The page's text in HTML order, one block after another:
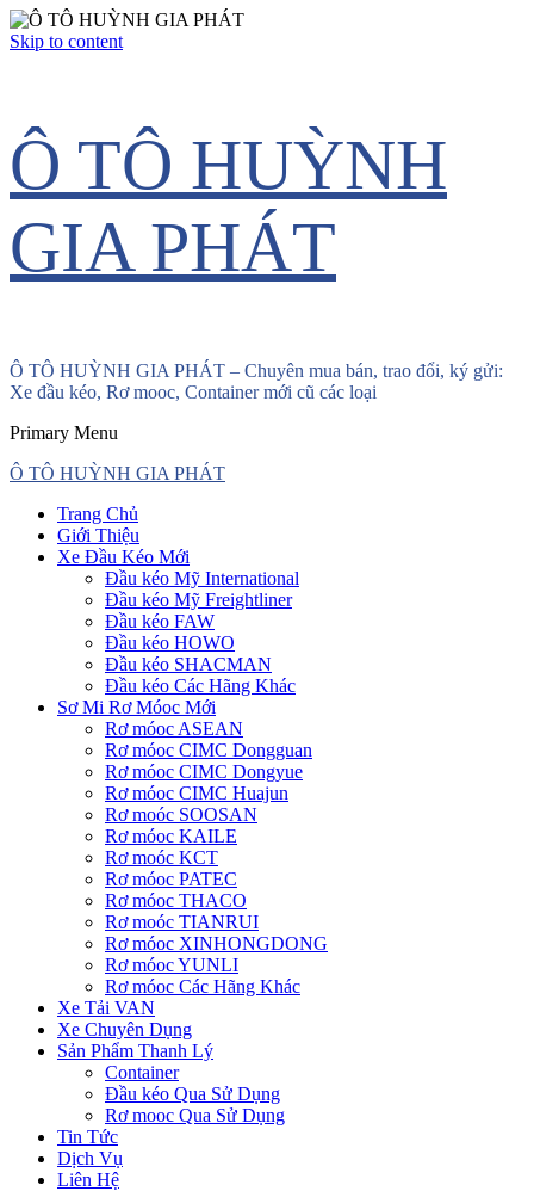
Skip to content
Ô TÔ HUỲNH
GIA PHÁT
Ô TÔ HUỲNH GIA PHÁT – Chuyên mua bán, trao đổi, ký gửi:
Xe đầu kéo, Rơ mooc, Container mới cũ các loại
Primary Menu
Ô TÔ HUỲNH GIA PHÁT
Trang Chủ
Giới Thiệu
Xe Đầu Kéo Mới
Đầu kéo Mỹ International
Đầu kéo Mỹ Freightliner
Đầu kéo FAW
Đầu kéo HOWO
Đầu kéo SHACMAN
Đầu kéo Các Hãng Khác
Sơ Mi Rơ Móoc Mới
Rơ móoc ASEAN
Rơ móoc CIMC Dongguan
Rơ móoc CIMC Dongyue
Rơ móoc CIMC Huajun
Rơ moóc SOOSAN
Rơ móoc KAILE
Rơ moóc KCT
Rơ móoc PATEC
Rơ móoc THACO
Rơ moóc TIANRUI
Rơ móoc XINHONGDONG
Rơ móoc YUNLI
Rơ móoc Các Hãng Khác
Xe Tải VAN
Xe Chuyên Dụng
Sản Phẩm Thanh Lý
Container
Đầu kéo Qua Sử Dụng
Rơ mooc Qua Sử Dụng
Tin Tức
Dịch Vụ
Liên Hệ